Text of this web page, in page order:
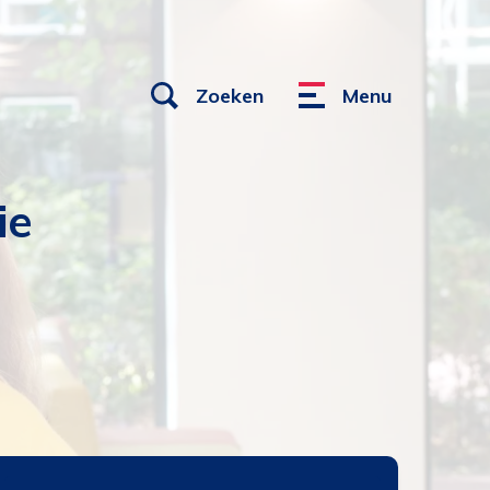
Open Zoeken
Menu Menu